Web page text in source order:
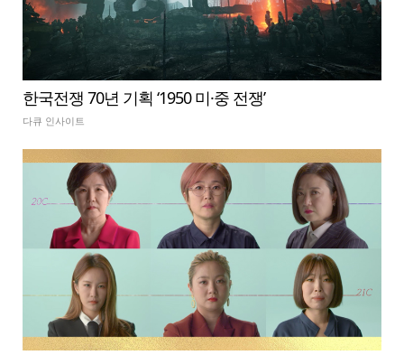
한국전쟁 70년 기획 ‘1950 미·중 전쟁’
다큐 인사이트